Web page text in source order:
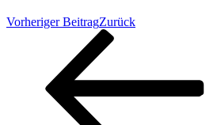
Vorheriger BeitragZurück